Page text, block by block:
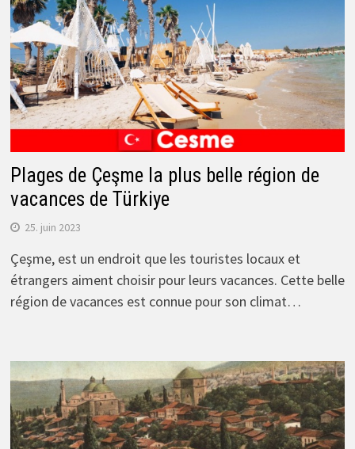
Plages de Çeşme la plus belle région de
vacances de Türkiye
25. juin 2023
Çeşme, est un endroit que les touristes locaux et
étrangers aiment choisir pour leurs vacances. Cette belle
région de vacances est connue pour son climat…